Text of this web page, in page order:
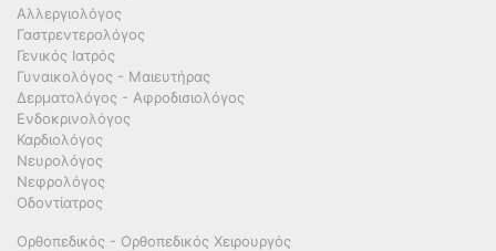
Αλλεργιολόγος
Γαστρεντερολόγος
Γενικός Ιατρός
Γυναικολόγος - Μαιευτήρας
Δερματολόγος - Αφροδισιολόγος
Ενδοκρινολόγος
Καρδιολόγος
Νευρολόγος
Νεφρολόγος
Οδοντίατρος
Ορθοπεδικός - Ορθοπεδικός Χειρουργός